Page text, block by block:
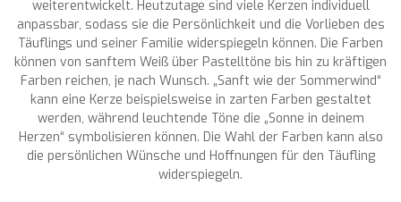
weiterentwickelt. Heutzutage sind viele Kerzen individuell
anpassbar, sodass sie die Persönlichkeit und die Vorlieben des
Täuflings und seiner Familie widerspiegeln können. Die Farben
können von sanftem Weiß über Pastelltöne bis hin zu kräftigen
Farben reichen, je nach Wunsch. „Sanft wie der Sommerwind“
kann eine Kerze beispielsweise in zarten Farben gestaltet
werden, während leuchtende Töne die „Sonne in deinem
Herzen“ symbolisieren können. Die Wahl der Farben kann also
die persönlichen Wünsche und Hoffnungen für den Täufling
widerspiegeln.